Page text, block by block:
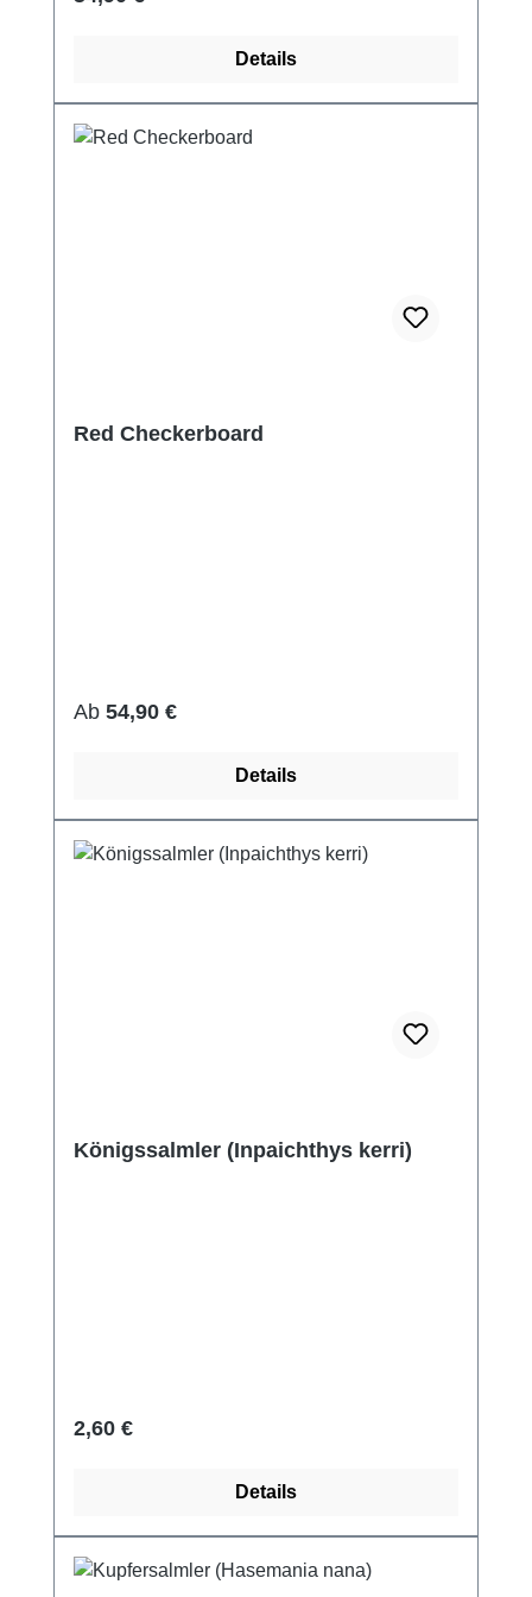
Details
Red Checkerboard
Regulärer Preis:
Ab 54,90 €
Details
Königssalmler (Inpaichthys kerri)
Regulärer Preis:
2,60 €
Details